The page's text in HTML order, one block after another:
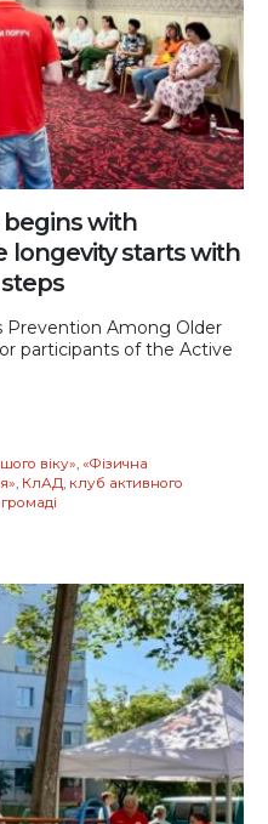
with
longevity starts with
Prevention Among Older
participants of the Active
віку» «Фізична
КлАД клуб активного